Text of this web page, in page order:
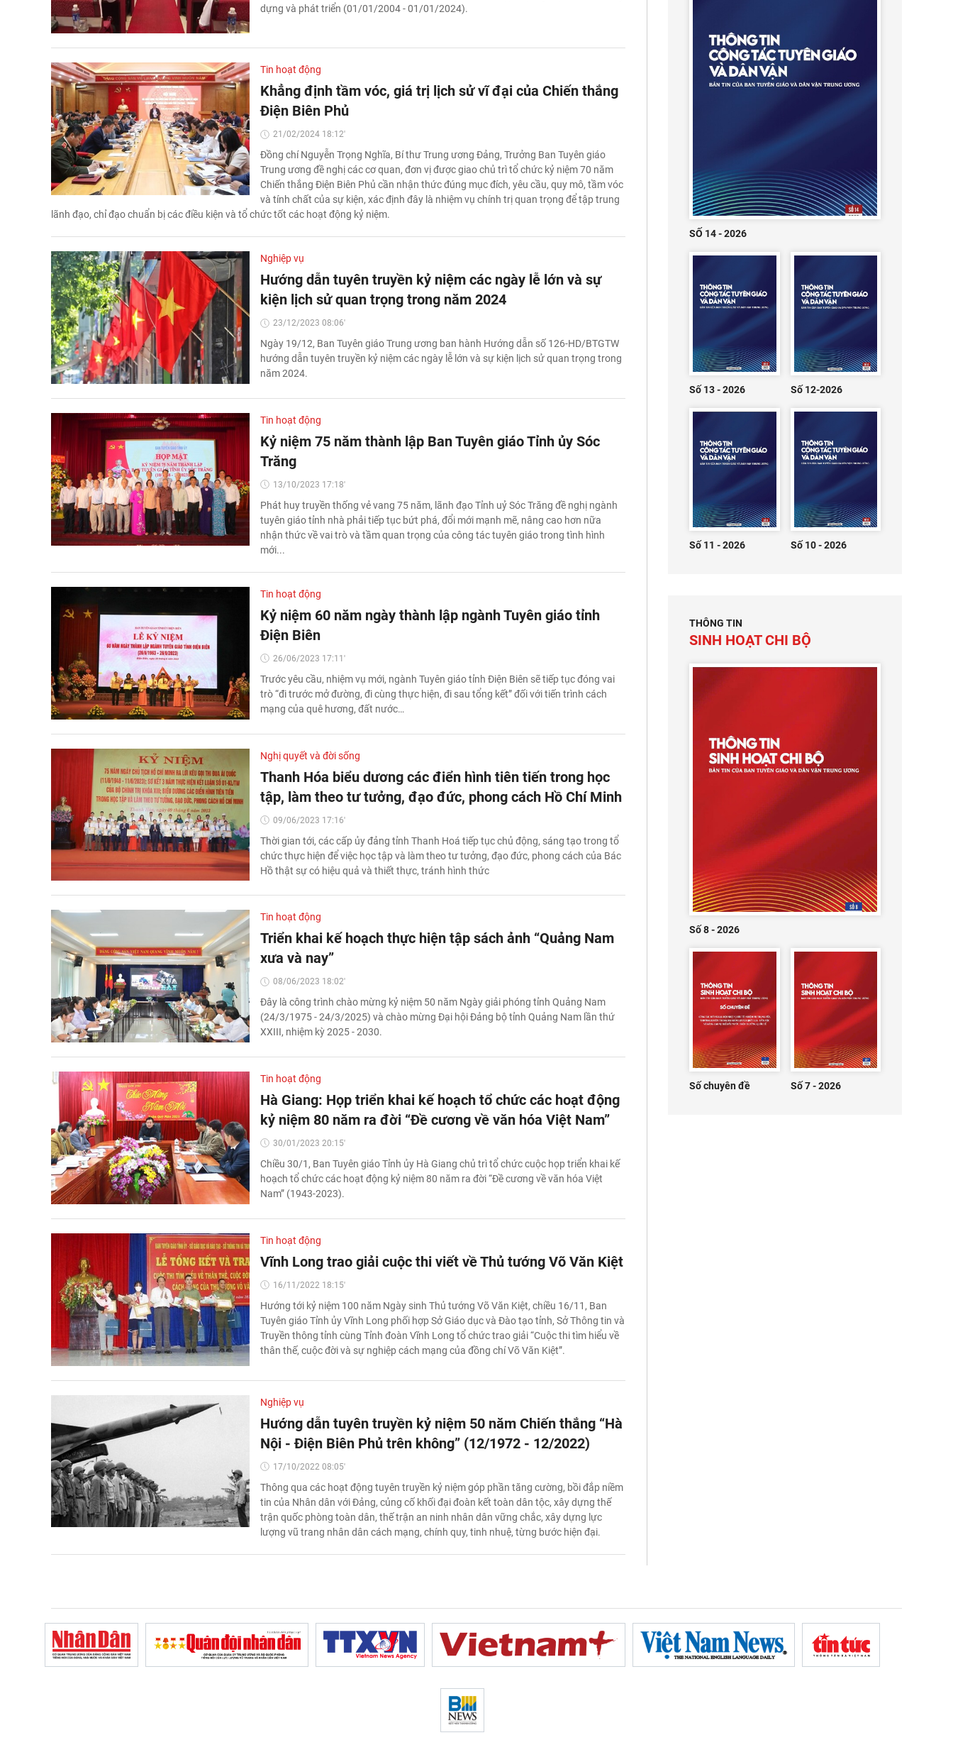
dựng và phát triển (01/01/2004 - 01/01/2024).
Tin hoạt động
Khẳng định tầm vóc, giá trị lịch sử vĩ đại của Chiến thắng
Điện Biên Phủ
21/02/2024 18:12'
Đồng chí Nguyễn Trọng Nghĩa, Bí thư Trung ương Đảng, Trưởng Ban Tuyên giáo
Trung ương đề nghị các cơ quan, đơn vị được giao chủ trì tổ chức kỷ niệm 70 năm
Chiến thắng Điện Biên Phủ cần nhận thức đúng mục đích, yêu cầu, quy mô, tầm vóc
và tính chất của sự kiện, xác định đây là nhiệm vụ chính trị quan trọng để tập trung
lãnh đạo, chỉ đạo chuẩn bị các điều kiện và tổ chức tốt các hoạt động kỷ niệm.
Nghiệp vụ
Hướng dẫn tuyên truyền kỷ niệm các ngày lễ lớn và sự
kiện lịch sử quan trọng trong năm 2024
23/12/2023 08:06'
Ngày 19/12, Ban Tuyên giáo Trung ương ban hành Hướng dẫn số 126-HD/BTGTW
hướng dẫn tuyên truyền kỷ niệm các ngày lễ lớn và sự kiện lịch sử quan trọng trong
năm 2024.
Tin hoạt động
Kỷ niệm 75 năm thành lập Ban Tuyên giáo Tỉnh ủy Sóc
Trăng
13/10/2023 17:18'
Phát huy truyền thống vẻ vang 75 năm, lãnh đạo Tỉnh uỷ Sóc Trăng đề nghị ngành
tuyên giáo tỉnh nhà phải tiếp tục bứt phá, đổi mới mạnh mẽ, nâng cao hơn nữa
nhận thức về vai trò và tầm quan trọng của công tác tuyên giáo trong tình hình
mới...
Tin hoạt động
Kỷ niệm 60 năm ngày thành lập ngành Tuyên giáo tỉnh
Điện Biên
26/06/2023 17:11'
Trước yêu cầu, nhiệm vụ mới, ngành Tuyên giáo tỉnh Điện Biên sẽ tiếp tục đóng vai
trò “đi trước mở đường, đi cùng thực hiện, đi sau tổng kết” đối với tiến trình cách
mạng của quê hương, đất nước…
Nghị quyết và đời sống
Thanh Hóa biểu dương các điển hình tiên tiến trong học
tập, làm theo tư tưởng, đạo đức, phong cách Hồ Chí Minh
09/06/2023 17:16'
Thời gian tới, các cấp ủy đảng tỉnh Thanh Hoá tiếp tục chủ động, sáng tạo trong tổ
chức thực hiện để việc học tập và làm theo tư tưởng, đạo đức, phong cách của Bác
Hồ thật sự có hiệu quả và thiết thực, tránh hình thức
Tin hoạt động
Triển khai kế hoạch thực hiện tập sách ảnh “Quảng Nam
xưa và nay”
08/06/2023 18:02'
Đây là công trình chào mừng kỷ niệm 50 năm Ngày giải phóng tỉnh Quảng Nam
(24/3/1975 - 24/3/2025) và chào mừng Đại hội Đảng bộ tỉnh Quảng Nam lần thứ
XXIII, nhiệm kỳ 2025 - 2030.
Tin hoạt động
Hà Giang: Họp triển khai kế hoạch tổ chức các hoạt động
kỷ niệm 80 năm ra đời “Đề cương về văn hóa Việt Nam”
30/01/2023 20:15'
Chiều 30/1, Ban Tuyên giáo Tỉnh ủy Hà Giang chủ trì tổ chức cuộc họp triển khai kế
hoạch tổ chức các hoạt động kỷ niệm 80 năm ra đời “Đề cương về văn hóa Việt
Nam” (1943-2023).
Tin hoạt động
Vĩnh Long trao giải cuộc thi viết về Thủ tướng Võ Văn Kiệt
16/11/2022 18:15'
Hướng tới kỷ niệm 100 năm Ngày sinh Thủ tướng Võ Văn Kiệt, chiều 16/11, Ban
Tuyên giáo Tỉnh ủy Vĩnh Long phối hợp Sở Giáo dục và Đào tạo tỉnh, Sở Thông tin và
Truyền thông tỉnh cùng Tỉnh đoàn Vĩnh Long tổ chức trao giải “Cuộc thi tìm hiểu về
thân thế, cuộc đời và sự nghiệp cách mạng của đồng chí Võ Văn Kiệt”.
Nghiệp vụ
Hướng dẫn tuyên truyền kỷ niệm 50 năm Chiến thắng “Hà
Nội - Điện Biên Phủ trên không” (12/1972 - 12/2022)
17/10/2022 08:05'
Thông qua các hoạt động tuyên truyền kỷ niệm góp phần tăng cường, bồi đắp niềm
tin của Nhân dân với Đảng, củng cố khối đại đoàn kết toàn dân tộc, xây dựng thế
trận quốc phòng toàn dân, thế trận an ninh nhân dân vững chắc, xây dựng lực
lượng vũ trang nhân dân cách mạng, chính quy, tinh nhuệ, từng bước hiện đại.
SỐ 14 - 2026
Số 13 - 2026 Số 12-2026
Số 11 - 2026 Số 10 - 2026
THÔNG TIN
SINH HOẠT CHI BỘ
Số 8 - 2026
Số chuyên đề Số 7 - 2026